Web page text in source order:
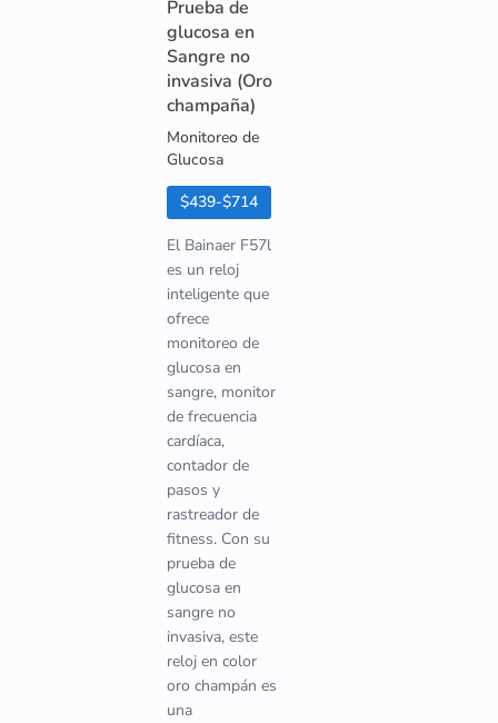
Prueba de
glucosa en
Sangre no
invasiva (Oro
champaña)
Monitoreo de
Glucosa
$439-$714
El Bainaer F57l
es un reloj
inteligente que
ofrece
monitoreo de
glucosa en
sangre, monitor
de frecuencia
cardíaca,
contador de
pasos y
rastreador de
fitness. Con su
prueba de
glucosa en
sangre no
invasiva, este
reloj en color
oro champán es
una